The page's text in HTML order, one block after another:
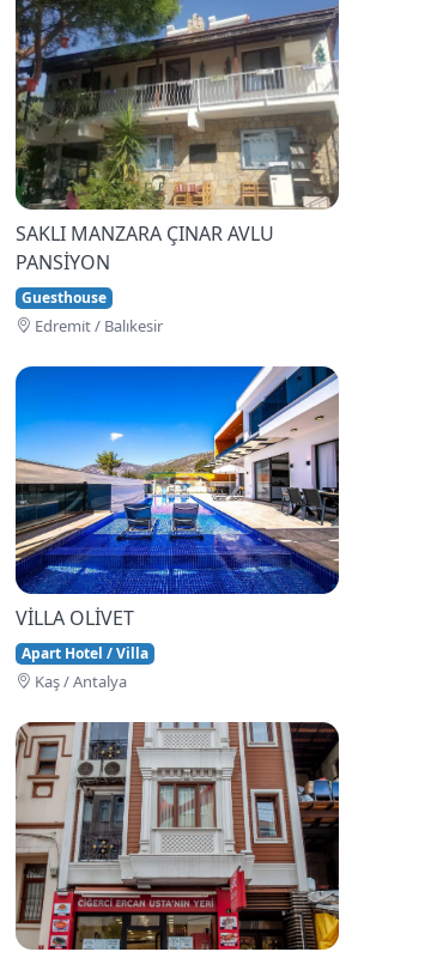
SAKLI MANZARA ÇINAR AVLU
PANSİYON
Guesthouse
Edremi̇t / Balıkesir
VİLLA OLİVET
Apart Hotel / Villa
Kaş / Antalya